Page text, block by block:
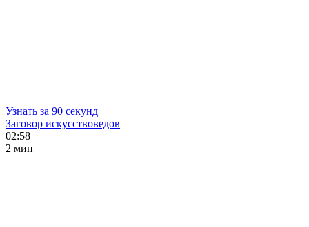
Узнать за 90 секунд
Заговор искусствоведов
02:58
2 мин